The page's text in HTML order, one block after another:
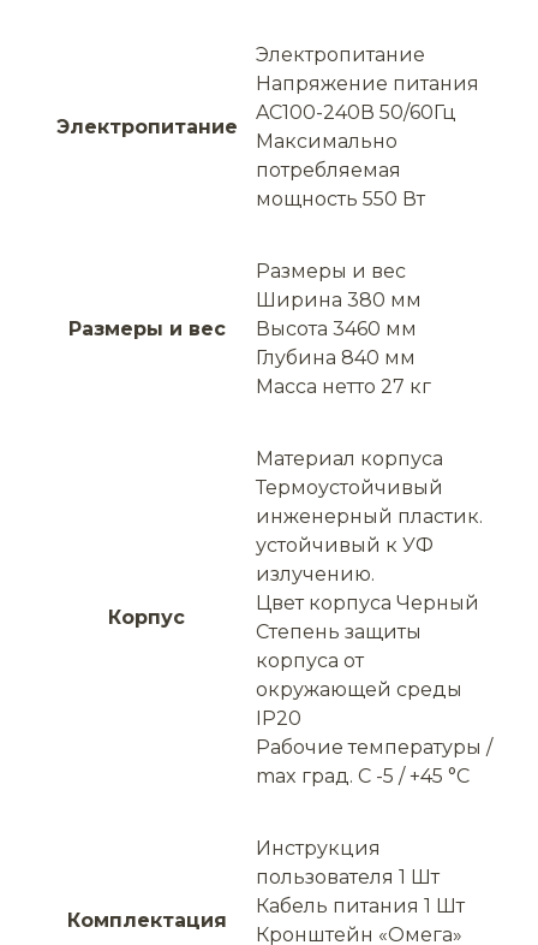
Электропитание
Электропитание
Напряжение питания
AC100-240В 50/60Гц
Максимально
потребляемая
мощность 550 Вт
Размеры и вес
Размеры и вес
Ширина 380 мм
Высота 3460 мм
Глубина 840 мм
Масса нетто 27 кг
Корпус
Материал корпуса
Термоустойчивый
инженерный пластик.
устойчивый к УФ
излучению.
Цвет корпуса Черный
Степень защиты
корпуса от
окружающей среды
IP20
Рабочие температуры /
max град. С -5 / +45 °C
Комплектация
Инструкция
пользователя 1 Шт
Кабель питания 1 Шт
Кронштейн «Омега»